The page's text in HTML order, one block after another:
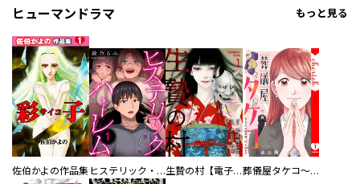
ヒューマンドラマ もっと見る
佐伯かよの作品集 ヒステリック・ハーレム～搾られる男と堕ちる女～【電子単行本版】 生贄の村【電子単行本版】 葬儀屋タケコ～あなたの最期、叶えます【電子単行本版】